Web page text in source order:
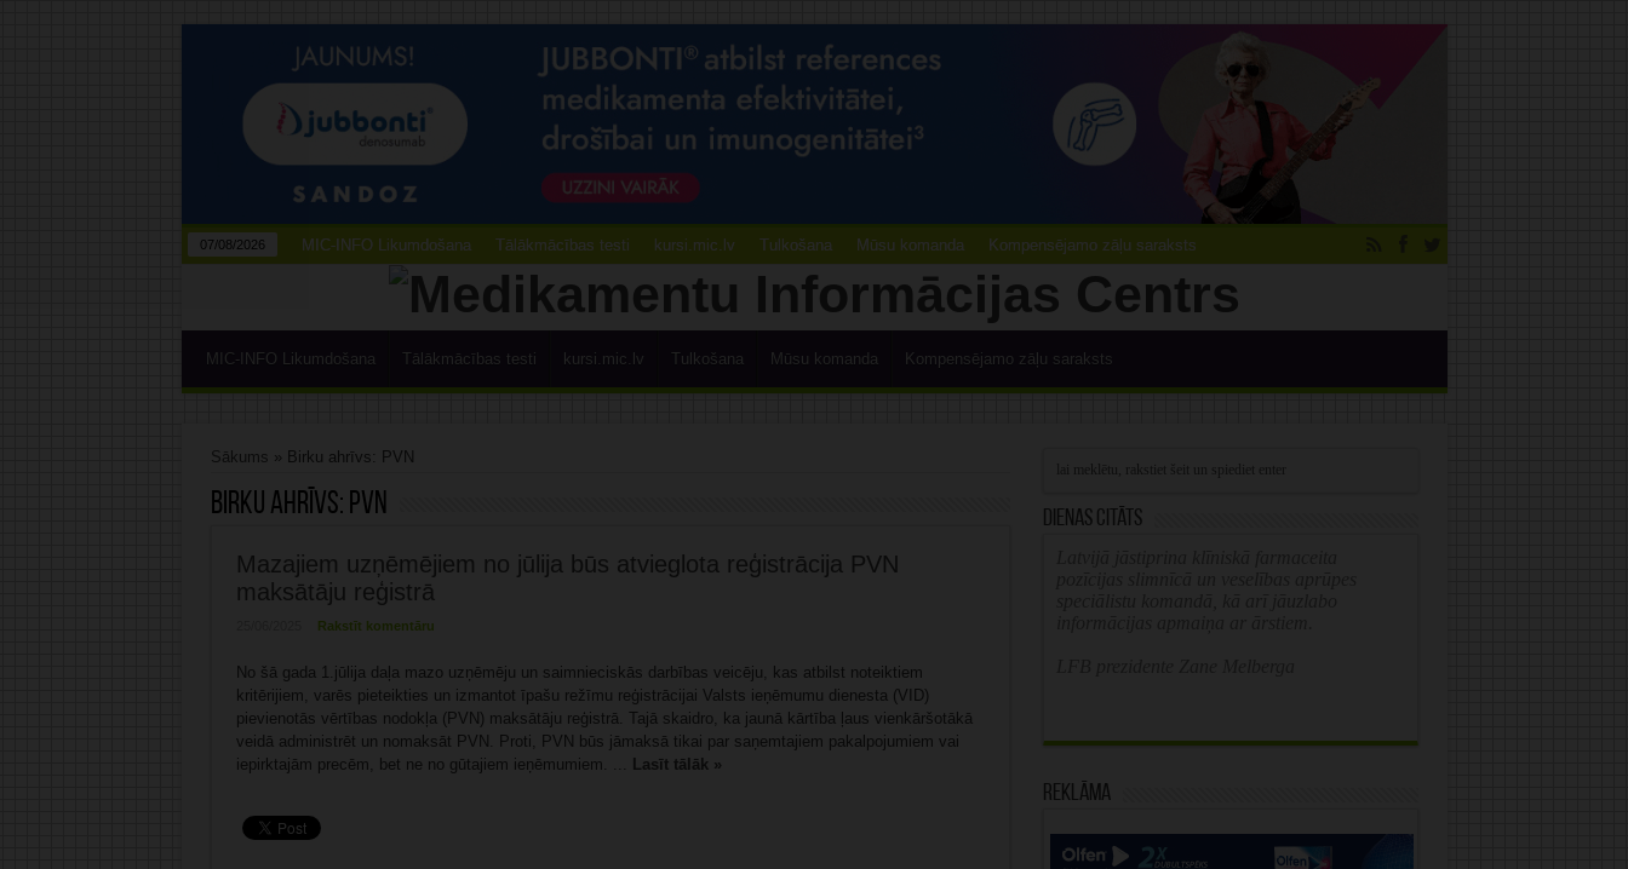
07/08/2026 MIC-INFO Likumdošana Tālākmācības testi kursi.mic.lv Tulkošana Mūsu komanda Kompensējamo zāļu saraksts
MIC-INFO Likumdošana Tālākmācības testi kursi.mic.lv Tulkošana Mūsu komanda Kompensējamo zāļu saraksts
Sākums » Birku ahrīvs: PVN
Birku ahrīvs: PVN
Mazajiem uzņēmējiem no jūlija būs atvieglota reģistrācija PVN
maksātāju reģistrā
Rakstīt komentāru
No šā gada 1.jūlija daļa mazo uzņēmēju un saimnieciskās darbības veicēju, kas atbilst noteiktiem
kritērijiem, varēs pieteikties un izmantot īpašu režīmu reģistrācijai Valsts ieņēmumu dienesta (VID)
pievienotās vērtības nodokļa (PVN) maksātāju reģistrā. Tajā skaidro, ka jaunā kārtība ļaus vienkāršotākā
veidā administrēt un nomaksāt PVN. Proti, PVN būs jāmaksā tikai par saņemtajiem pakalpojumiem vai
iepirktajām precēm, bet ne no gūtajiem ieņēmumiem. ... Lasīt tālāk »
Dienas citāts
Reklāma